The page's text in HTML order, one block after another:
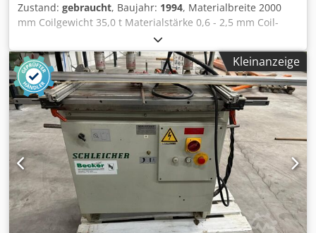
Zustand: gebraucht, Baujahr: 1994, Materialbreite 2000
mm Coilgewicht 35,0 t Materialstärke 0,6 - 2,5 mm Coil-
Innendurchmesser - 610 mm Coil-Außendurchmesser 900
- 1900 mm Materialquerschnitt 1600 x 2,5 mm² Anzahl der
Richtwalzen 13 Richtwalzendurchmesser 50 mm
Geschwindigkeit 0 - 60 m/min Antriebsleistung 81,0 + kW
Gewicht der Richtmaschine 14,5 t Bandanlage bestehend
aus: - Abwickelhaspel Fabrikat Schleicher, Typ HE 355 -
2100 mit Hilfsantrieb, Andrückvorrichtung, verfahrbar -
Coil-Ladestuhl - Abzugsvorrichtung Fabrikat Schleicher -
Schopfschere - Richtmaschine Fabrikat Schnutz, Typ RME
18/50/13-2000 TZ mit stufenlos regelbarem Antrieb, 30
Zwischenwalzen, 117 Stützwalzen - Schlaufenbrücke
Crsdpfezrpu Eex Agkjf - Walzenvorschub Fabrikat
Schleicher, Typ WV-SYS-A 160-2000
Kleinanzeige